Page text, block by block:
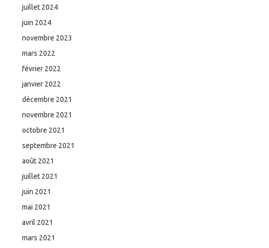
juillet 2024
juin 2024
novembre 2023
mars 2022
février 2022
janvier 2022
décembre 2021
novembre 2021
octobre 2021
septembre 2021
août 2021
juillet 2021
juin 2021
mai 2021
avril 2021
mars 2021